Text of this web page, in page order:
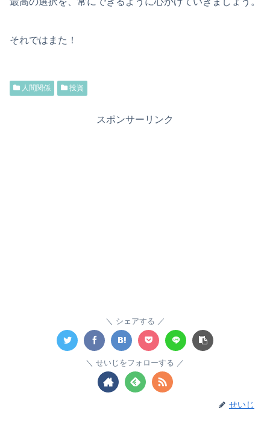
それではまた！
人間関係 投資
スポンサーリンク
シェアする
せいじをフォローする
せいじ